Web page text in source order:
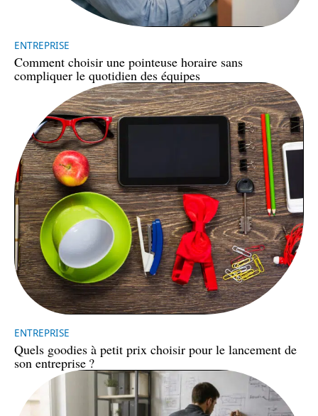
ENTREPRISE
Comment choisir une pointeuse horaire sans
compliquer le quotidien des équipes
ENTREPRISE
Quels goodies à petit prix choisir pour le lancement de
son entreprise ?